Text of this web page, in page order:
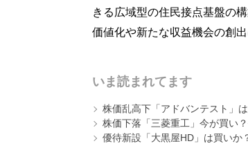
きる広域型の住民接点基盤の
価値化や新たな収益機会の創出
いま読まれてます
株価乱高下「アドバンテスト」
株価下落「三菱重工」今が買い
優待新設「大黒屋HD」は買いか